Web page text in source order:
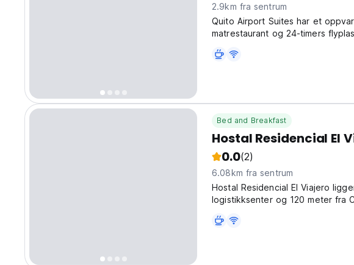
2.9km fra sentrum
Quito Airport Suites har et
matrestaurant og 24-timers
Bed and Breakfast
Hostal Residencial El
0.0(2)
6.08km fra sentrum
Hostal Residencial El Viajero
logistikksenter og 120 meter fra